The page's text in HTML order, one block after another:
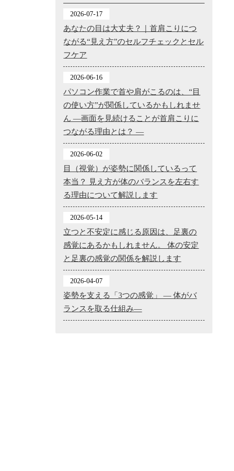
2026-07-17
あなたの目は大丈夫？｜首肩こりにつ
ながる“見え方”のセルフチェックとセル
フケア
2026-06-16
パソコン作業で首や肩がこるのは、“目
の使い方”が関係しているかもしれませ
ん ―画面を見続けることが首肩こりに
つながる理由とは？ ―
2026-06-02
目（視覚）が姿勢に関係しているって
本当？ 見え方が体のバランスを左右す
る理由について解説します
2026-05-14
立つと不安定に感じる原因は、足裏の
感覚にあるかもしれません。 体の安定
と足裏の感覚の関係を解説します
2026-04-07
姿勢を支える「3つの感覚」 ― 体がバ
ランスを取る仕組み―